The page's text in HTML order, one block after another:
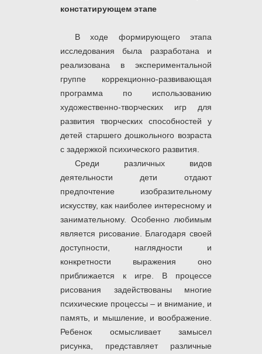
констатирующем этапе
В ходе формирующего этапа
исследования была разработана и
реализована в экспериментальной
группе коррекционно-развивающая
программа по использованию
художественно-творческих игр для
развития творческих способностей у
детей старшего дошкольного возраста
с задержкой психического развития.
Среди различных видов
деятельности дети отдают
предпочтение изобразительному
искусству, как наиболее интересному и
занимательному. Особенно любимым
является рисование. Благодаря своей
доступности, наглядности и
конкретности выражения оно
приближается к игре. В процессе
рисования задействованы многие
психические процессы – и внимание, и
память, и мышление, и воображение.
Ребенок осмысливает замысел
рисунка, представляет различные